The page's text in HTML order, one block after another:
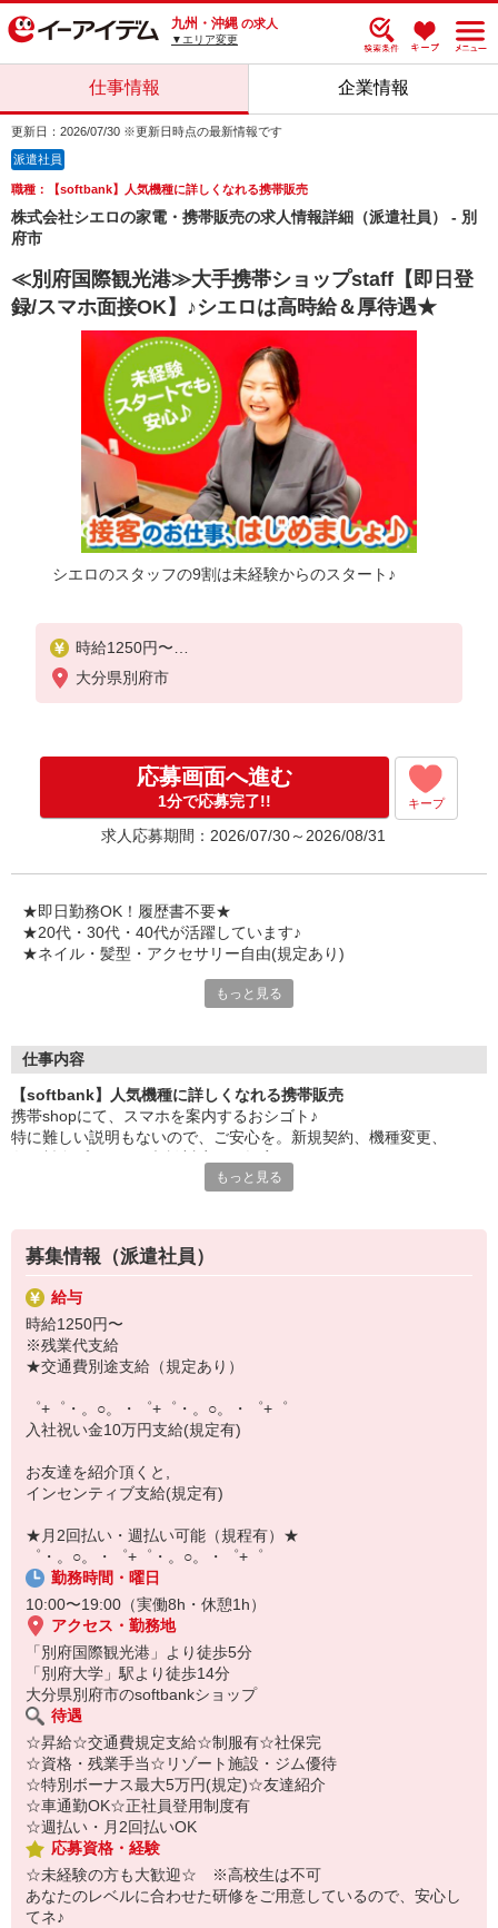
九州・沖縄 の求人
▼エリア変更
仕事情報 企業情報
更新日：2026/07/30 ※更新日時点の最新情報です
派遣社員
職種：【softbank】人気機種に詳しくなれる携帯販売
株式会社シエロの家電・携帯販売の求人情報詳細（派遣社員） - 別
府市
≪別府国際観光港≫大手携帯ショップstaff【即日登
録/スマホ面接OK】♪シエロは高時給＆厚待遇★
シエロのスタッフの9割は未経験からのスタート♪
時給1250円〜
※残業代支給
★交通費別途支給（規定あり）
入社祝い金10万円支給(規定有)
お友達を紹介頂くと,
インセンティブ支給(規定有)
゜・。○。・゜+゜・。○。・゜+゜
大分県別府市
応募画面へ進む
1分で応募完了!! キープ
求人応募期間：2026/07/30～2026/08/31
★即日勤務OK！履歴書不要★
★20代・30代・40代が活躍しています♪
★ネイル・髪型・アクセサリー自由(規定あり)
シエロのスタッフは9割が未経験スタート。
ずっと先まで役に立ちます！
丁寧な研修もあるので、
みなさんから働きやすいと好評です♪
最新アプリ事情やお得なプラン、
スマホの裏ワザを学べるチャンス♪
￣￣￣￣￣￣￣￣￣￣￣
▼オフィスワーク
事務、経理、データ入力、コールセンター、受付
▼工場・製造・軽作業系
機械/食品製造・梱包・仕分け・加工・組立・検査
▼美容系
眉毛サロンのアイブロウ・ネイリスト・エステ
▼営業・販売
法人営業・アパレル販売・個別指導塾・人材紹介
▼人気案件も多数♪
短期・期間限定・オープニング・官公庁案件
上場/優良/大手企業など
【スマホ面接実施中】
￣￣￣￣￣￣￣￣￣
自宅に居ながらスマホでカンタン面接OK！
オンライン面談なのでスピード対応。
もっと見る
仕事内容
【softbank】人気機種に詳しくなれる携帯販売
携帯shopにて、スマホを案内するおシゴト♪
特に難しい説明もないので、ご安心を。新規契約、機種変更、
満足度◎
■携帯やインターネット販売業務
docomo(ドコモ)/au(エーユー)・KDDI/softbank(ソフトバンク)など
の大手キャリアから
ワイモバイル(Y!mobille)、楽天モバイル、UQなど格安スマホまで幅
広く紹介可能♪
もっと見る
募集情報（派遣社員）
給与
時給1250円〜
※残業代支給
★交通費別途支給（規定あり）
゜+゜・。○。・゜+゜・。○。・゜+゜
入社祝い金10万円支給(規定有)
お友達を紹介頂くと,
インセンティブ支給(規定有)
★月2回払い・週払い可能（規程有）★
゜・。○。・゜+゜・。○。・゜+゜
勤務時間・曜日
10:00〜19:00（実働8h・休憩1h）
アクセス・勤務地
「別府国際観光港」より徒歩5分
「別府大学」駅より徒歩14分
大分県別府市のsoftbankショップ
待遇
☆昇給☆交通費規定支給☆制服有☆社保完
☆資格・残業手当☆リゾート施設・ジム優待
☆特別ボーナス最大5万円(規定)☆友達紹介
☆車通勤OK☆正社員登用制度有
☆週払い・月2回払いOK
応募資格・経験
☆未経験の方も大歓迎☆ ※高校生は不可
あなたのレベルに合わせた研修をご用意しているので、安心し
てネ♪